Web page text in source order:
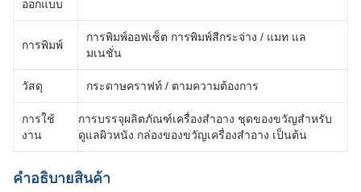
ออกแบบ
การพิมพ์
การพิมพ์ออฟเซ็ต การพิมพ์สีกระจ่าง / แมท แล
มเนชั่น
วัสดุ กระดาษคราฟท์ / ตามความต้องการ
การใช้
งาน
การบรรจุผลิตภัณฑ์เครื่องสําอาง ชุดของขวัญสําหรับ
ดูแลผิวหนัง กล่องของขวัญเครื่องสําอาง เป็นต้น
คําอธิบายสินค้า